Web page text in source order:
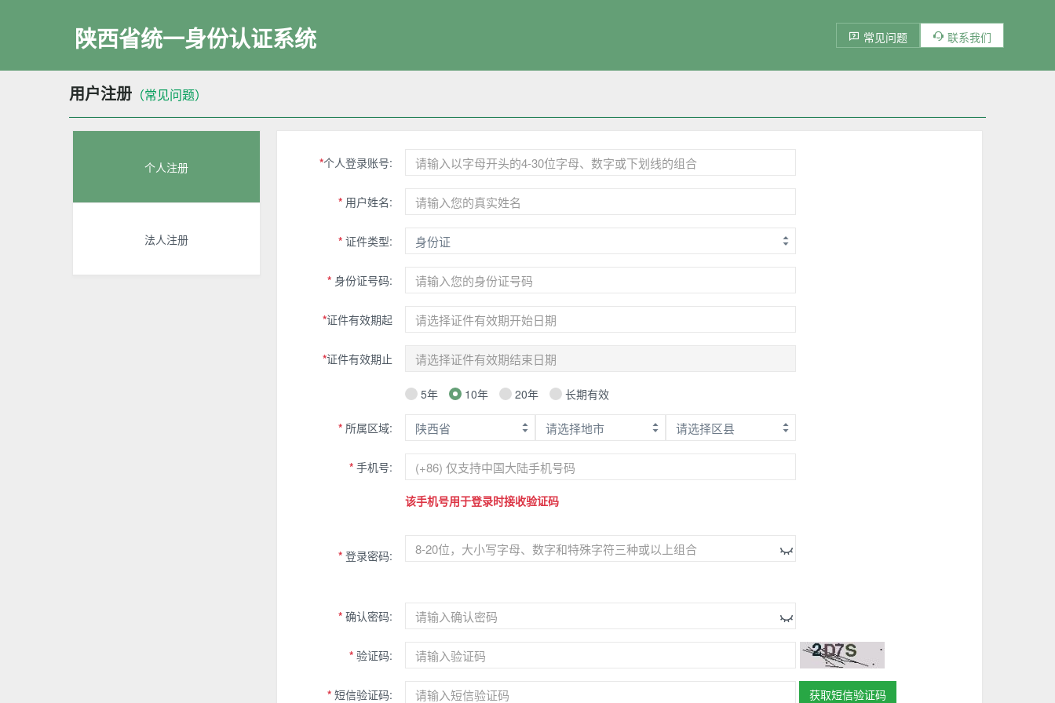
陕西省统一身份认证系统 常见问题 联系我们
用户注册 （常见问题）
个人注册
法人注册
*个人登录账号:
* 用户姓名:
* 证件类型:
* 身份证号码:
*证件有效期起
*证件有效期止
5年 10年 20年 长期有效
* 所属区域:
* 手机号:
该手机号用于登录时接收验证码
* 登录密码:
* 确认密码:
* 验证码:
* 短信验证码: 获取短信验证码